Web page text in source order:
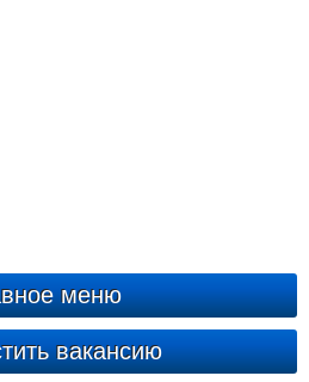
меню
вакансию